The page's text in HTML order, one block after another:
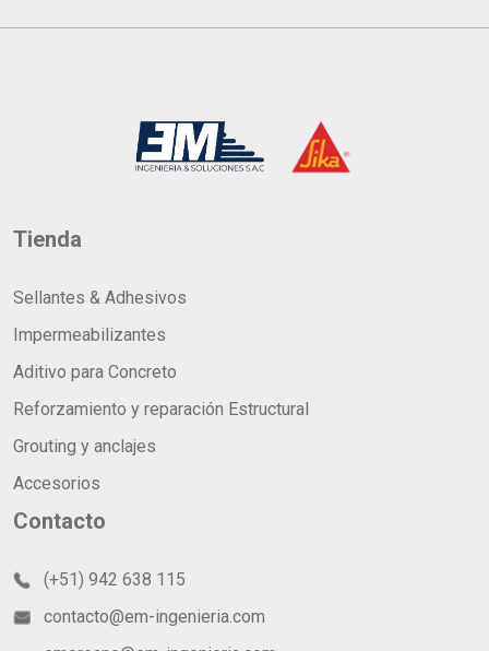
Tienda
Sellantes & Adhesivos
Impermeabilizantes
Aditivo para Concreto
Reforzamiento y reparación Estructural
Grouting y anclajes
Accesorios
Contacto
(+51) 942 638 115
contacto@em-ingenieria.com